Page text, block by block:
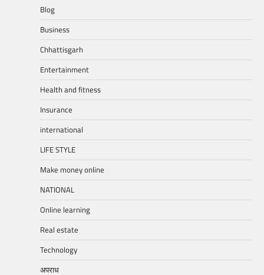
Blog
Business
Chhattisgarh
Entertainment
Health and fitness
Insurance
international
LIFE STYLE
Make money online
NATIONAL
Online learning
Real estate
Technology
अपराध